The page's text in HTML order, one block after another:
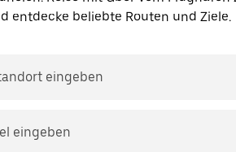
entdecke beliebte Routen und Ziele.
eingeben
eingeben